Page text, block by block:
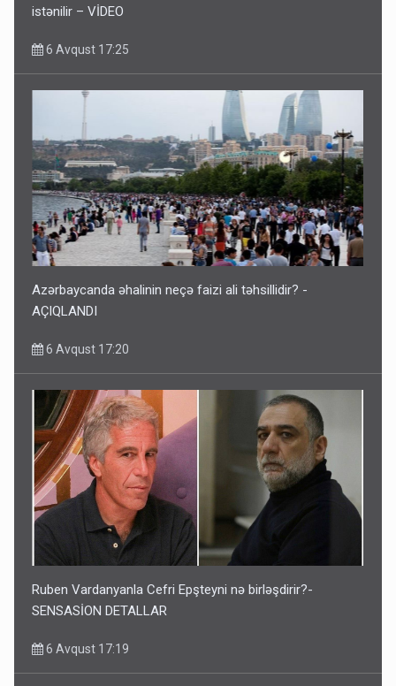
istənilir – VİDEO
6 Avqust 17:25
Azərbaycanda əhalinin neçə faizi ali təhsillidir? -
AÇIQLANDI
6 Avqust 17:20
Ruben Vardanyanla Cefri Epşteyni nə birləşdirir?-
SENSASİON DETALLAR
6 Avqust 17:19